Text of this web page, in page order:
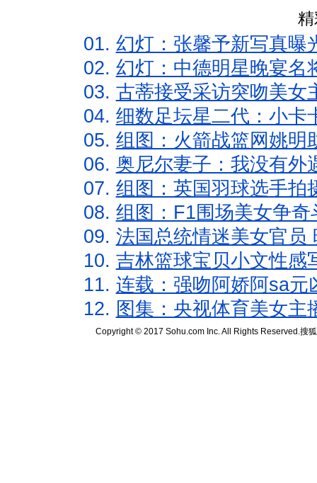
01. 幻灯：张馨予新写真曝
02. 幻灯：中德明星晚宴名
03. 古蒂接受采访突吻美女
04. 细数足坛星二代：小卡
05. 组图：火箭战篮网姚明
06. 奥尼尔妻子：我没有外
07. 组图：英国羽球选手拍
08. 组图：F1围场美女争
09. 法国总统情迷美女官员
10. 吉林篮球宝贝小文性感
11. 连载：强吻阿娇阿sa元
12. 图集：央视体育美女主
Copyright © 2017 Sohu.com Inc. All Rights Reserved.搜